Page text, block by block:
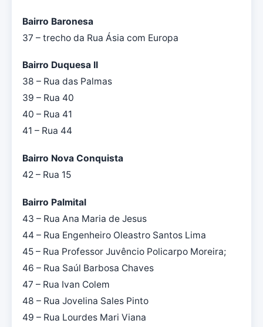
Bairro Baronesa
37 – trecho da Rua Ásia com Europa
Bairro Duquesa II
38 – Rua das Palmas
39 – Rua 40
40 – Rua 41
41 – Rua 44
Bairro Nova Conquista
42 – Rua 15
Bairro Palmital
43 – Rua Ana Maria de Jesus
44 – Rua Engenheiro Oleastro Santos Lima
45 – Rua Professor Juvêncio Policarpo Moreira;
46 – Rua Saúl Barbosa Chaves
47 – Rua Ivan Colem
48 – Rua Jovelina Sales Pinto
49 – Rua Lourdes Mari Viana